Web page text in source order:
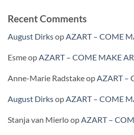
Recent Comments
August DirksopAZART – COME
EsmeopAZART – COME MAKE
Anne-Marie RadstakeopAZART –
August DirksopAZART – COME
Stanja van MierloopAZART –